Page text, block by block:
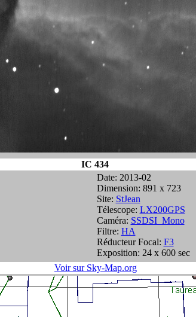
IC 434
Date: 2013-02
Dimension: 891 x 723
Site: StJean
Télescope: LX200GPS
Caméra: SSDSI_Mono
Filtre: HA
Réducteur Focal: F3
Exposition: 24 x 600 sec
Voir sur Sky-Map.org